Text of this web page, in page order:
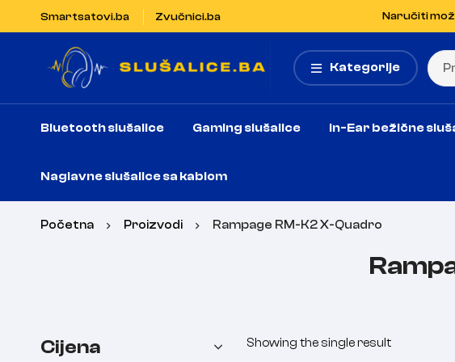
Smartsatovi.ba Zvučnici.ba Naručiti
Kategorije
Bluetooth slušalice Gaming slušalice In-Ear bežične
Naglavne slušalice sa kablom
Početna Proizvodi Rampage RM-K2 X-Quadro
Cijena Showing the single result